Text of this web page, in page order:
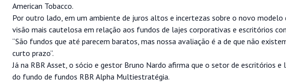
American Tobacco.
Por outro lado, em um ambiente de juros altos e incertezas sobre o novo
visão mais cautelosa em relação aos fundos de lajes corporativas e escritórios
“São fundos que até parecem baratos, mas nossa avaliação é a de que não
curto prazo”.
Já na RBR Asset, o sócio e gestor Bruno Nardo afirma que o setor de escritórios
do fundo de fundos RBR Alpha Multiestratégia.